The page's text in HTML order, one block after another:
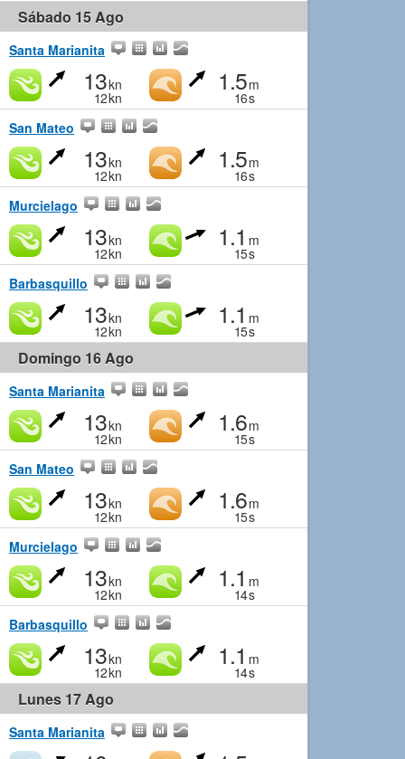
Sábado 15 Ago
Santa Marianita
13kn
12kn
1.5m
16s
San Mateo
13kn
12kn
1.5m
16s
Murcielago
13kn
12kn
1.1 m
15s
Barbasquillo
13kn
12kn
1.1 m
15s
Domingo 16 Ago
Santa Marianita
13kn
12kn
1.6m
15s
San Mateo
13kn
12kn
1.6m
15s
Murcielago
13kn
12kn
1.1 m
14s
Barbasquillo
13kn
12kn
1.1 m
14s
Lunes 17 Ago
Santa Marianita